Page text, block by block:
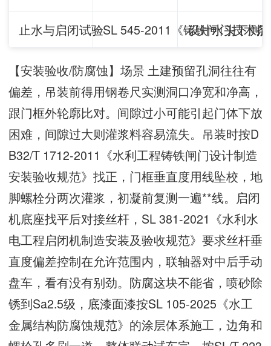
止水与启闭试验SL 545-2011《铸铁闸门技术
设计水头下测
【安装验收/防腐蚀】场景 土建预留孔洞往往有
偏差，吊装前得用钢卷尺实测洞口净宽和净高，
跟门框外轮廓比对。间隙过小可能引起门体下放
困难，间隙过大则灌浆料容易流失。吊装时按D
B32/T 1712-2011《水利工程铸铁闸门设计制造
安装验收规范》找正，门框垂直度用线坠校，地
脚螺栓分两次灌浆，初凝前复测一遍**线。启闭
机底座找平后对接丝杆，SL 381-2021《水利水
电工程启闭机制造安装及验收规范》要求丝杆垂
直度偏差控制在允许范围内，联轴器对中后手动
盘车，看有没有别劲。防腐这块不能省，喷砂除
锈到Sa2.5级，底漆面漆按SL 105-2025《水工
金属结构防腐蚀规范》的涂层体系施工，边角和